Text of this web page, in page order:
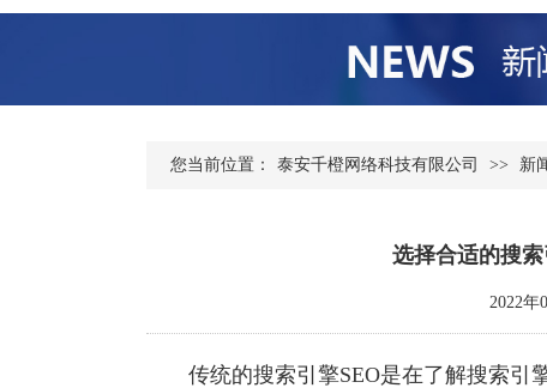
您当前位置： 泰安千橙网络科技有限公司 >> 新
选择合适的搜
2022年
传统的搜索引擎SEO是在了解搜索引